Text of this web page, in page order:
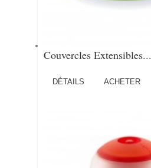
Couvercles Extensibles...
DÉTAILS ACHETER